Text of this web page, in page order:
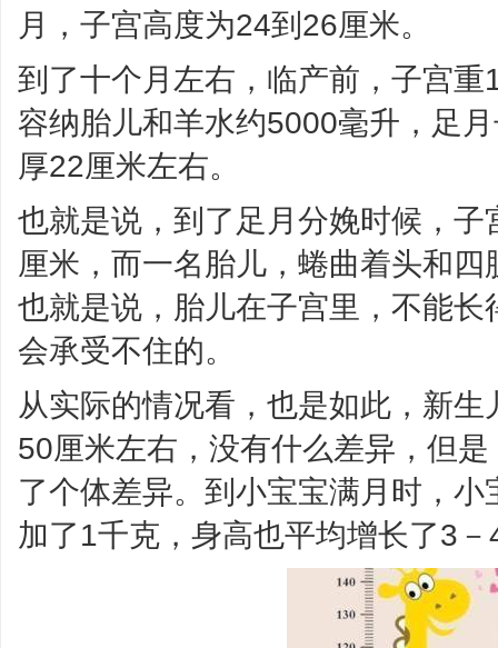
月，子宫高度为24到26厘米。
到了十个月左右，临产前，子宫
容纳胎儿和羊水约5000毫升，足
厚22厘米左右。
也就是说，到了足月分娩时候，
厘米，而一名胎儿，蜷曲着头和
也就是说，胎儿在子宫里，不能
会承受不住的。
从实际的情况看，也是如此，新
50厘米左右，没有什么差异，但
了个体差异。到小宝宝满月时，
加了1千克，身高也平均增长了3